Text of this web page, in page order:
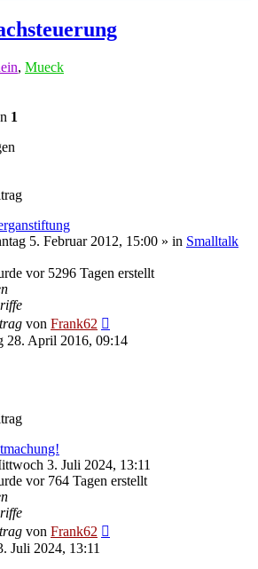
, Mueck
1
5. Februar 2012, 15:00 » in Smalltalk
vor 5296 Tagen erstellt
von Frank62
28. April 2016, 09:14
3. Juli 2024, 13:11
vor 764 Tagen erstellt
von Frank62
Juli 2024, 13:11